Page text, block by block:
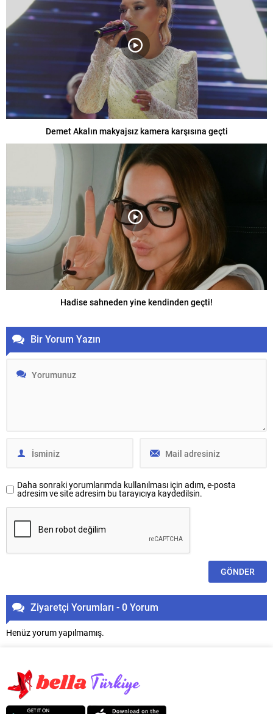
Demet Akalın makyajsız kamera karşısına geçti
Hadise sahneden yine kendinden geçti!
Bir Yorum Yazın
Daha sonraki yorumlarımda kullanılması için adım, e-posta
adresim ve site adresim bu tarayıcıya kaydedilsin.
Ziyaretçi Yorumları - 0 Yorum
Henüz yorum yapılmamış.